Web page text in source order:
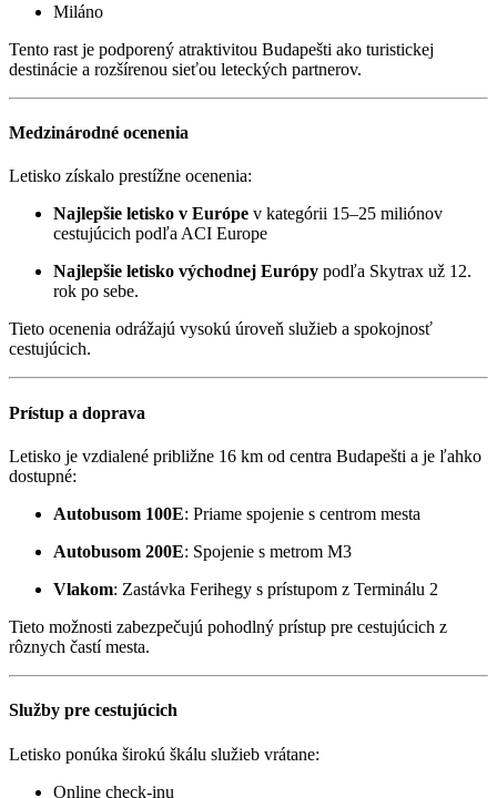
Miláno
Tento rast je podporený atraktivitou Budapešti ako turistickej
destinácie a rozšírenou sieťou leteckých partnerov.
Medzinárodné ocenenia
Letisko získalo prestížne ocenenia:
Najlepšie letisko v Európe v kategórii 15–25 miliónov
cestujúcich podľa ACI Europe
Najlepšie letisko východnej Európy podľa Skytrax už 12.
rok po sebe.
Tieto ocenenia odrážajú vysokú úroveň služieb a spokojnosť
cestujúcich.
Prístup a doprava
Letisko je vzdialené približne 16 km od centra Budapešti a je ľahko
dostupné:
Autobusom 100E: Priame spojenie s centrom mesta
Autobusom 200E: Spojenie s metrom M3
Vlakom: Zastávka Ferihegy s prístupom z Terminálu 2
Tieto možnosti zabezpečujú pohodlný prístup pre cestujúcich z
rôznych častí mesta.
Služby pre cestujúcich
Letisko ponúka širokú škálu služieb vrátane:
Online check-inu